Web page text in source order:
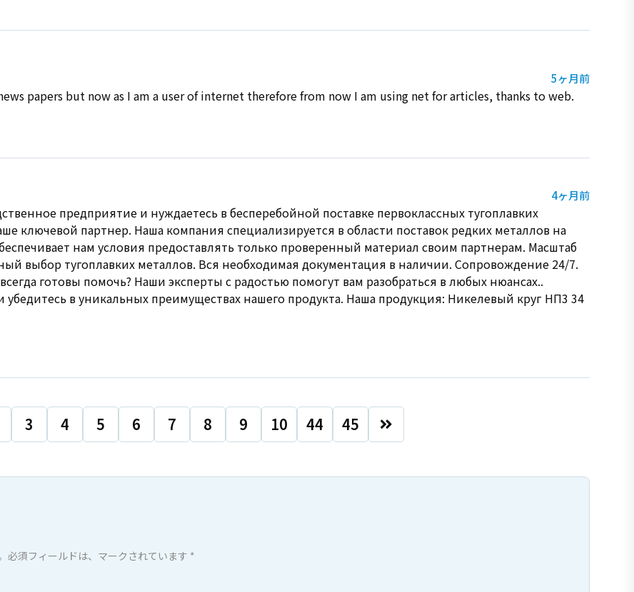
papers but now as I am a user of internet therefore from now I am using net for articles, thanks to web.
5ヶ月前
предприятие и нуждаетесь в бесперебойной поставке первоклассных тугоплавких
ключевой партнер. Наша компания специализируется в области поставок редких металлов на
нам условия предоставлять только проверенный материал своим партнерам. Масштаб
выбор тугоплавких металлов. Вся необходимая документация в наличии. Сопровождение 24/7.
готовы помочь? Наши эксперты с радостью помогут вам разобраться в любых нюансах..
в уникальных преимуществах нашего продукта. Наша продукция: Никелевый круг НП3 34
4ヶ月前
3 4 5 6 7 8 9 10 44 45
必須フィールドは、マークされています *